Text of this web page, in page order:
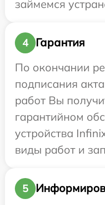
займемся
4
Гарантия
По окончании
подписания
работ Вы
гарантийном
устройства
виды работ и
5